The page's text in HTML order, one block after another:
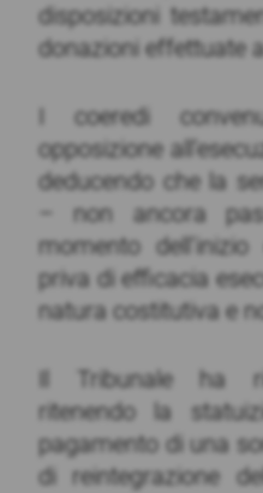
disposizioni
donazioni effettuate
I coeredi
opposizione
deducendo che la
– non ancora
momento
priva di efficacia
natura costitutiva e
Il Tribunale ha
ritenendo la
pagamento di una
di reintegrazione